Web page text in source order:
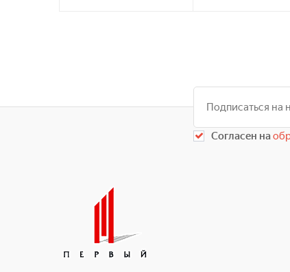
Согласен на